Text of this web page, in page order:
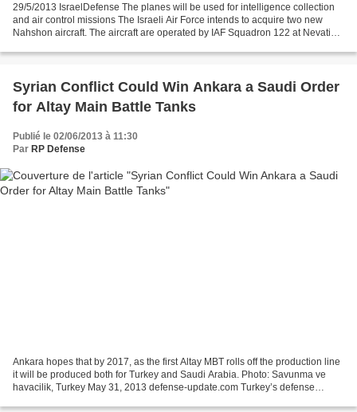
29/5/2013 IsraelDefense The planes will be used for intelligence collection
and air control missions The Israeli Air Force intends to acquire two new
Nahshon aircraft. The aircraft are operated by IAF Squadron 122 at Nevatim
Syrian Conflict Could Win Ankara a Saudi Order
for Altay Main Battle Tanks
Publié le 02/06/2013 à 11:30
Par RP Defense
Ankara hopes that by 2017, as the first Altay MBT rolls off the production line
it will be produced both for Turkey and Saudi Arabia. Photo: Savunma ve
havacilik, Turkey May 31, 2013 defense-update.com Turkey’s defense